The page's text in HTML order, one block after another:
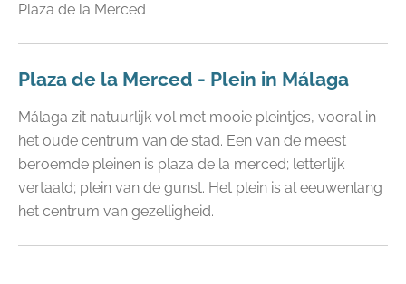
Plaza de la Merced
Plaza de la Merced - Plein in Málaga
Málaga zit natuurlijk vol met mooie pleintjes, vooral in
het oude centrum van de stad. Een van de meest
beroemde pleinen is plaza de la merced; letterlijk
vertaald; plein van de gunst. Het plein is al eeuwenlang
het centrum van gezelligheid.